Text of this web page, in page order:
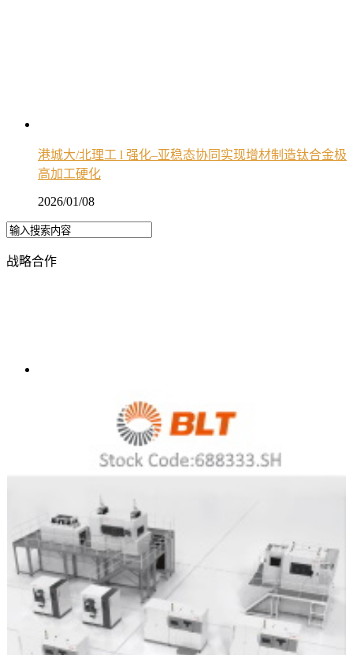
港城大/北理工 l 强化–亚稳态协同实现增材制造钛合金极
高加工硬化
2026/01/08
战略合作